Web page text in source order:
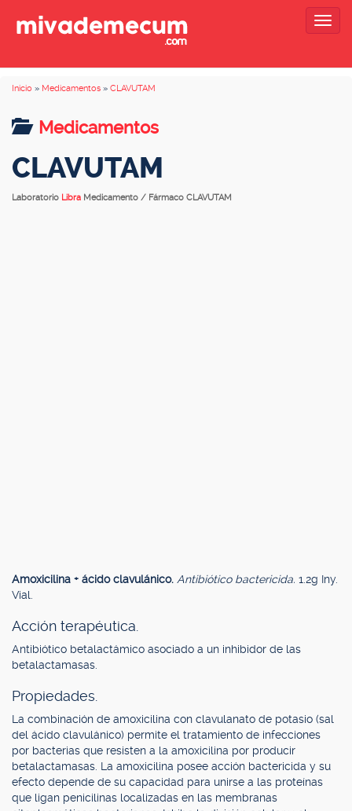
Inicio » Medicamentos » CLAVUTAM
Medicamentos
CLAVUTAM
Laboratorio Libra Medicamento / Fármaco CLAVUTAM
Amoxicilina + ácido clavulánico. Antibiótico bactericida. 1.2g Iny.
Vial.
Acción terapéutica.
Antibiótico betalactámico asociado a un inhibidor de las
betalactamasas.
Propiedades.
La combinación de amoxicilina con clavulanato de potasio (sal
del ácido clavulánico) permite el tratamiento de infecciones
por bacterias que resisten a la amoxicilina por producir
betalactamasas. La amoxicilina posee acción bactericida y su
efecto depende de su capacidad para unirse a las proteínas
que ligan penicilinas localizadas en las membranas